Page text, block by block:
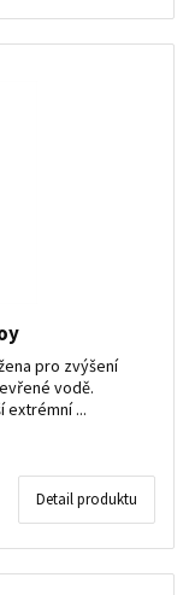
pro zvýšení
vodě.
extrémní ...
Detail produktu